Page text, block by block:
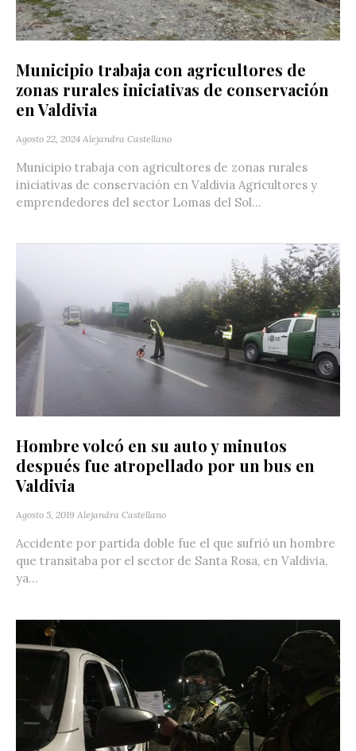
Municipio trabaja con agricultores de
zonas rurales iniciativas de conservación
en Valdivia
Agosto 22, 2024 Alejandra Castellano
Municipio trabaja con agricultores de zonas rurales
iniciativas de conservación en Valdivia Agricultores y
emprendedores del sector Lomas del Sol...
Hombre volcó en su auto y minutos
después fue atropellado por un bus en
Valdivia
Agosto 5, 2019 Alejandra Castellano
Accidente por partida doble fue el que sufrió un hombre
que transitaba por el sector de Santa Rosa, en Valdivia,
ya...